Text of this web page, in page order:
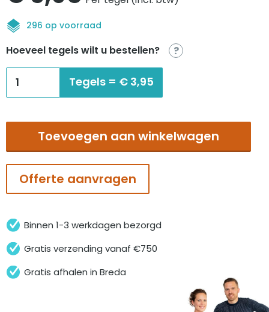
prijs
was:
€9,85.
prijs
is:
€3,95.
296 op voorraad
Hoeveel tegels wilt u bestellen? ?
lagoon
Tegels = € 3,95
Toevoegen aan winkelwagen
Offerte aanvragen
Binnen 1-3 werkdagen bezorgd
Gratis verzending vanaf €750
Gratis afhalen in Breda